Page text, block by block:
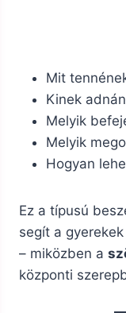
Mit
Kinek
Melyik
Melyik
Hogyan
Ez a típusú
segít a
– miközben a
központi